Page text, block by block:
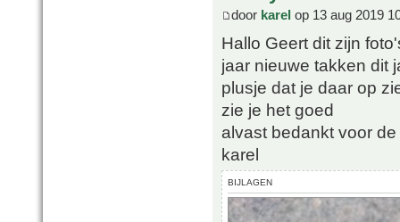
door karel op 13 aug 2019
Hallo Geert dit zijn
jaar nieuwe takken dit
plusje dat je daar op
zie je het goed
alvast bedankt voor
karel
BIJLAGEN